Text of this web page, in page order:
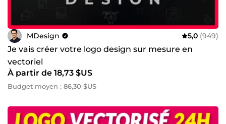
MDesign 5,0 (949)
Je vais créer votre logo design sur mesure en
vectoriel
À partir de 18,73 $US
Budget moyen : 86,30 $US